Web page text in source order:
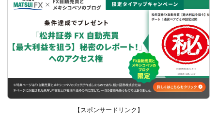
【スポンサードリンク】